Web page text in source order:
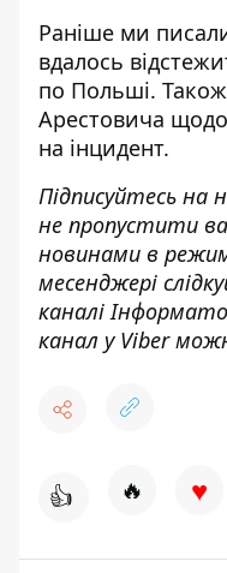
Раніше ми
вдалось
по Польші.
Арестовича
на інцидент.
Підписуйтесь на
не пропустити
новинами в
месенджері
каналі
канал у Viber
👍 🔥 ♥